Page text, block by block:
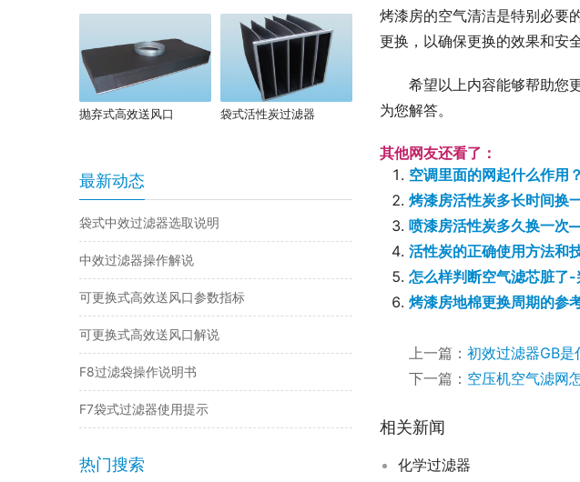
烤漆房的空气清洁是特别必要
更换，以确保更换的效果和安全
希望以上内容能够帮助您
为您解答。
其他网友还看了：
空调里面的网起什么作用
烤漆房活性炭多长时间换
喷漆房活性炭多久换一次
活性炭的正确使用方法和
怎么样判断空气滤芯脏了
烤漆房地棉更换周期的参
上一篇： 初效过滤器GB
下一篇： 空压机空气滤网
相关新闻
化学过滤器
抛弃式高效送风口 袋式活性炭过滤器
最新动态
袋式中效过滤器选取说明
中效过滤器操作解说
可更换式高效送风口参数指标
可更换式高效送风口解说
F8过滤袋操作说明书
F7袋式过滤器使用提示
热门搜索